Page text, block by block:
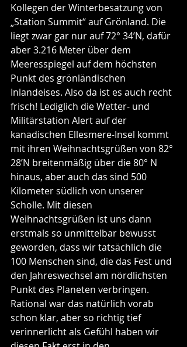
Kollegen der Winterbesatzung von
„Station Summit“ auf Grönland. Die
liegt zwar gar nur auf 72° 34’N, dafür
aber 3.216 Meter über dem
Meeresspiegel auf dem höchsten
Punkt des grönländischen
Inlandeises. Also da ist es auch recht
frisch! Lediglich die Wetter- und
Militärstation Alert auf der
kanadischen Ellesmere-Insel kommt
mit ihren Weihnachtsgrüßen von 82°
28’N breitenmäßig über die 80° N
hinaus, aber auch das sind 500
Kilometer südlich von unserer
Scholle. Mit diesen
Weihnachtsgrüßen ist uns dann
erstmals so unmittelbar bewusst
geworden, dass wir tatsächlich die
100 Menschen sind, die das Fest und
den Jahreswechsel am nördlichsten
Punkt des Planeten verbringen.
Rational war das natürlich vorab
schon klar, aber so richtig tief
verinnerlicht als Gefühl haben wir